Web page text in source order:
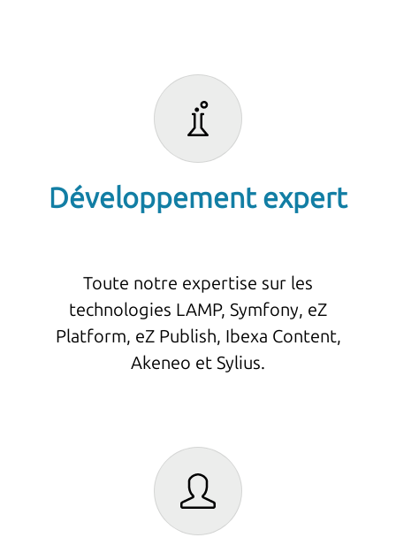
Développement expert
Toute notre expertise sur les
technologies LAMP, Symfony, eZ
Platform, eZ Publish, Ibexa Content,
Akeneo et Sylius.